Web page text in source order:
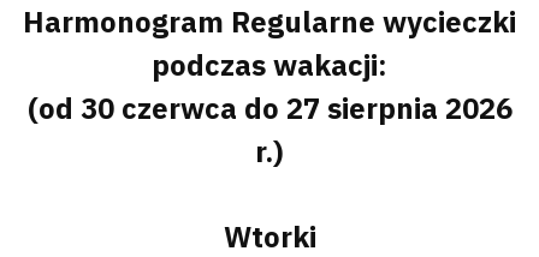
Harmonogram Regularne wycieczki
podczas wakacji:
(od 30 czerwca do 27 sierpnia 2026
r.)
Wtorki